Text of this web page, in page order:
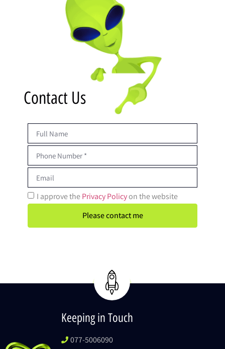
Contact Us
I approve thePrivacy Policyon the website
Please contact me
Keeping in Touch
077-5006090